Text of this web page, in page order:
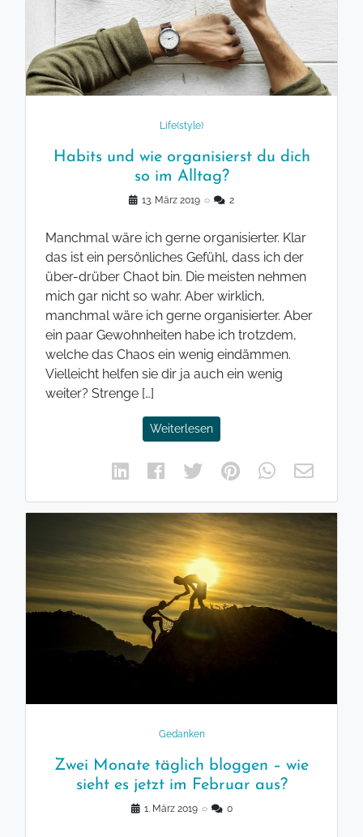
Life(style)
Habits und wie organisierst du dich
so im Alltag?
13. März 2019 ◌ 2
Manchmal wäre ich gerne organisierter. Klar
das ist ein persönliches Gefühl, dass ich der
über-drüber Chaot bin. Die meisten nehmen
mich gar nicht so wahr. Aber wirklich,
manchmal wäre ich gerne organisierter. Aber
ein paar Gewohnheiten habe ich trotzdem,
welche das Chaos ein wenig eindämmen.
Vielleicht helfen sie dir ja auch ein wenig
weiter? Strenge […]
Weiterlesen
Gedanken
Zwei Monate täglich bloggen – wie
sieht es jetzt im Februar aus?
1. März 2019 ◌ 0